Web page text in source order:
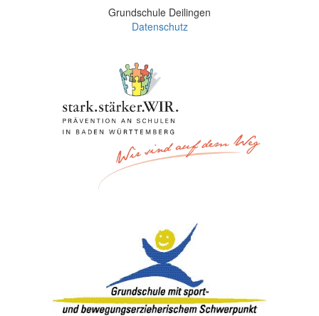
Grundschule Deilingen
Datenschutz